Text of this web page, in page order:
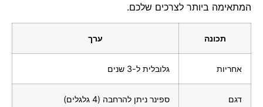
המתאימה ביותר לצרכים שלכם.
תכונה ערך
אחריות גלובלית ל-3 שנים
דגם ספינר ניתן להרחבה (4 גלגלים)